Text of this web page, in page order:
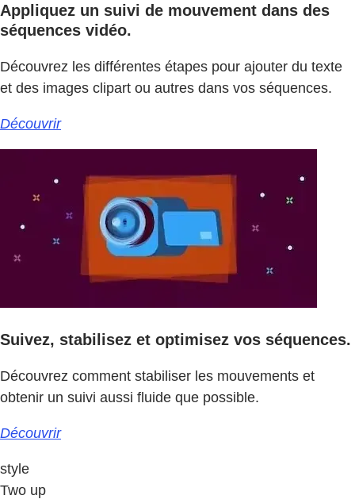
Appliquez un suivi de mouvement dans des
séquences vidéo.
Découvrez les différentes étapes pour ajouter du texte
et des images clipart ou autres dans vos séquences.
Découvrir
Suivez, stabilisez et optimisez vos séquences.
Découvrez comment stabiliser les mouvements et
obtenir un suivi aussi fluide que possible.
Découvrir
style
Two up